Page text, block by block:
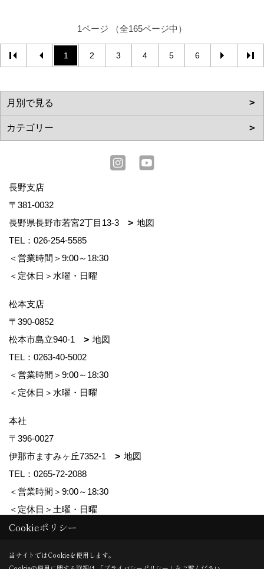
1ページ （全165ページ中）
1 2 3 4 5 6
長野支店
〒381-0032
長野県長野市若宮2丁目13-3
地図
TEL： 026-254-5585
＜営業時間＞9:00～18:30
＜定休日＞水曜・日曜
松本支店
〒390-0852
松本市島立940-1
地図
TEL： 0263-40-5002
＜営業時間＞9:00～18:30
＜定休日＞水曜・日曜
本社
〒396-0027
伊那市ますみヶ丘7352-1
地図
TEL： 0265-72-2088
＜営業時間＞9:00～18:30
＜定休日＞土曜・日曜
Copyright (c) ForestCorporation. All Rights Reserved.
Cookieポリシー
当サイトではCookieを使用します。